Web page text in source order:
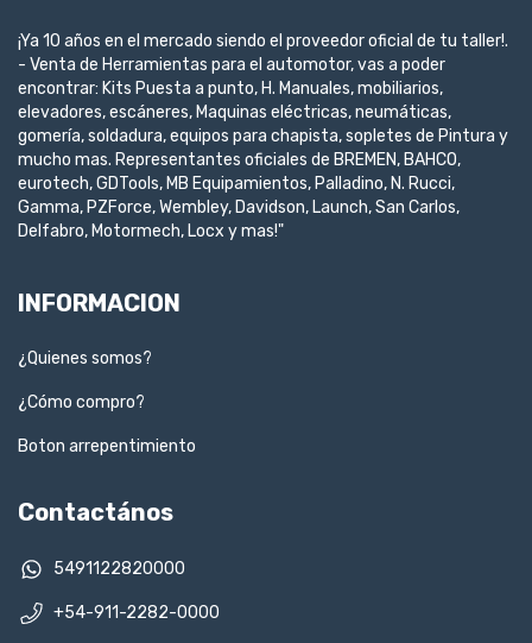
¡Ya 10 años en el mercado siendo el proveedor oficial de tu taller!.
- Venta de Herramientas para el automotor, vas a poder
encontrar: Kits Puesta a punto, H. Manuales, mobiliarios,
elevadores, escáneres, Maquinas eléctricas, neumáticas,
gomería, soldadura, equipos para chapista, sopletes de Pintura y
mucho mas. Representantes oficiales de BREMEN, BAHCO,
eurotech, GDTools, MB Equipamientos, Palladino, N. Rucci,
Gamma, PZForce, Wembley, Davidson, Launch, San Carlos,
Delfabro, Motormech, Locx y mas!"
INFORMACION
¿Quienes somos?
¿Cómo compro?
Boton arrepentimiento
Contactános
5491122820000
+54-911-2282-0000